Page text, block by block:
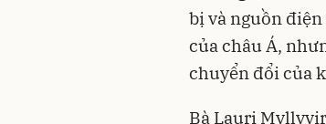
bị và nguồn
của châu Á,
chuyển đổi của
Bà Lauri